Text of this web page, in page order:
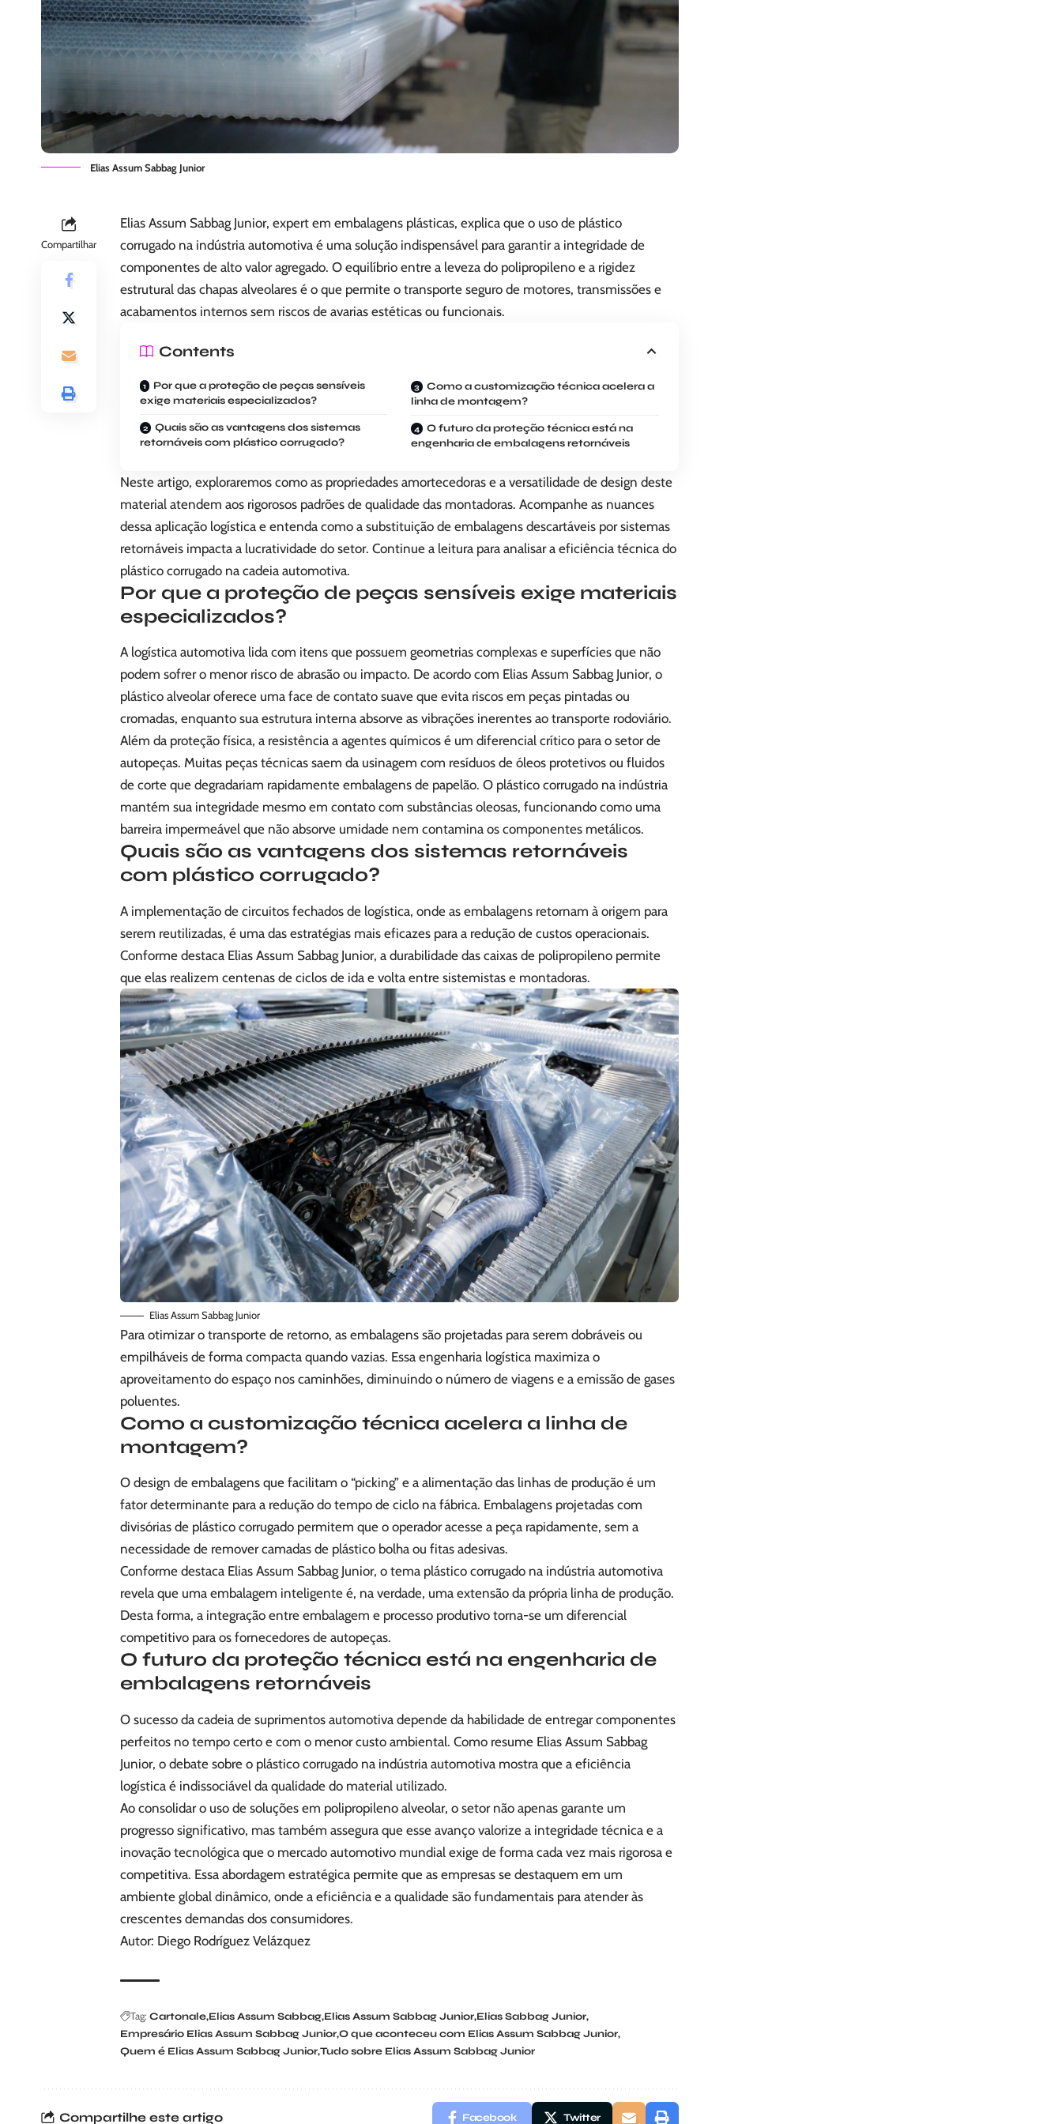
Elias Assum Sabbag Junior
Compartilhar
Elias Assum Sabbag Junior, expert em embalagens plásticas, explica que o uso de plástico
corrugado na indústria automotiva é uma solução indispensável para garantir a integridade de
componentes de alto valor agregado. O equilíbrio entre a leveza do polipropileno e a rigidez
estrutural das chapas alveolares é o que permite o transporte seguro de motores, transmissões e
acabamentos internos sem riscos de avarias estéticas ou funcionais.
Contents
Por que a proteção de peças sensíveis
exige materiais especializados?
Quais são as vantagens dos sistemas
retornáveis com plástico corrugado?
Como a customização técnica acelera a
linha de montagem?
O futuro da proteção técnica está na
engenharia de embalagens retornáveis
Neste artigo, exploraremos como as propriedades amortecedoras e a versatilidade de design deste
material atendem aos rigorosos padrões de qualidade das montadoras. Acompanhe as nuances
dessa aplicação logística e entenda como a substituição de embalagens descartáveis por sistemas
retornáveis impacta a lucratividade do setor. Continue a leitura para analisar a eficiência técnica do
plástico corrugado na cadeia automotiva.
Por que a proteção de peças sensíveis exige materiais
especializados?
A logística automotiva lida com itens que possuem geometrias complexas e superfícies que não
podem sofrer o menor risco de abrasão ou impacto. De acordo com Elias Assum Sabbag Junior, o
plástico alveolar oferece uma face de contato suave que evita riscos em peças pintadas ou
cromadas, enquanto sua estrutura interna absorve as vibrações inerentes ao transporte rodoviário.
Além da proteção física, a resistência a agentes químicos é um diferencial crítico para o setor de
autopeças. Muitas peças técnicas saem da usinagem com resíduos de óleos protetivos ou fluidos
de corte que degradariam rapidamente embalagens de papelão. O plástico corrugado na indústria
mantém sua integridade mesmo em contato com substâncias oleosas, funcionando como uma
barreira impermeável que não absorve umidade nem contamina os componentes metálicos.
Quais são as vantagens dos sistemas retornáveis
com plástico corrugado?
A implementação de circuitos fechados de logística, onde as embalagens retornam à origem para
serem reutilizadas, é uma das estratégias mais eficazes para a redução de custos operacionais.
Conforme destaca Elias Assum Sabbag Junior, a durabilidade das caixas de polipropileno permite
que elas realizem centenas de ciclos de ida e volta entre sistemistas e montadoras.
Elias Assum Sabbag Junior
Para otimizar o transporte de retorno, as embalagens são projetadas para serem dobráveis ou
empilháveis de forma compacta quando vazias. Essa engenharia logística maximiza o
aproveitamento do espaço nos caminhões, diminuindo o número de viagens e a emissão de gases
poluentes.
Como a customização técnica acelera a linha de
montagem?
O design de embalagens que facilitam o “picking” e a alimentação das linhas de produção é um
fator determinante para a redução do tempo de ciclo na fábrica. Embalagens projetadas com
divisórias de plástico corrugado permitem que o operador acesse a peça rapidamente, sem a
necessidade de remover camadas de plástico bolha ou fitas adesivas.
Conforme destaca Elias Assum Sabbag Junior, o tema plástico corrugado na indústria automotiva
revela que uma embalagem inteligente é, na verdade, uma extensão da própria linha de produção.
Desta forma, a integração entre embalagem e processo produtivo torna-se um diferencial
competitivo para os fornecedores de autopeças.
O futuro da proteção técnica está na engenharia de
embalagens retornáveis
O sucesso da cadeia de suprimentos automotiva depende da habilidade de entregar componentes
perfeitos no tempo certo e com o menor custo ambiental. Como resume Elias Assum Sabbag
Junior, o debate sobre o plástico corrugado na indústria automotiva mostra que a eficiência
logística é indissociável da qualidade do material utilizado.
Ao consolidar o uso de soluções em polipropileno alveolar, o setor não apenas garante um
progresso significativo, mas também assegura que esse avanço valorize a integridade técnica e a
inovação tecnológica que o mercado automotivo mundial exige de forma cada vez mais rigorosa e
competitiva. Essa abordagem estratégica permite que as empresas se destaquem em um
ambiente global dinâmico, onde a eficiência e a qualidade são fundamentais para atender às
crescentes demandas dos consumidores.
Autor: Diego Rodríguez Velázquez
Tag: Cartonale Elias Assum Sabbag Elias Assum Sabbag Junior Elias Sabbag Junior
Empresário Elias Assum Sabbag JuniorO que aconteceu com Elias Assum Sabbag Junior
Quem é Elias Assum Sabbag JuniorTudo sobre Elias Assum Sabbag Junior
Compartilhe este artigo Facebook Twitter